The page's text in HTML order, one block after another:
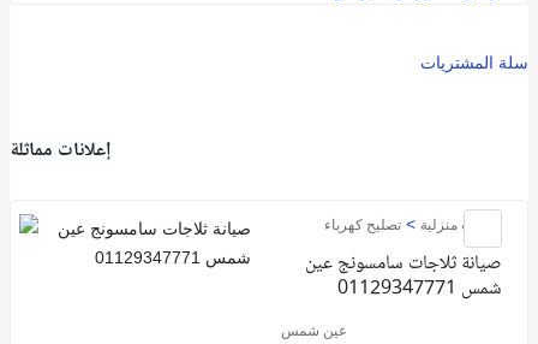
سلة المشتريات
إعلانات مماثلة
خدمات منزلية > تصليح كهرباء
صيانة ثلاجات سامسونج عين
شمس 01129347771
عين شمس